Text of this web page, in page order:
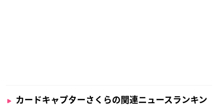
カードキャプターさくらの関連ニュースランキン